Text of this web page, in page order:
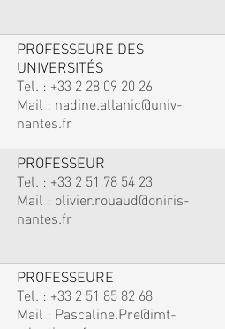
PROFESSEURE DES
UNIVERSITÉS
Tel. : +33 2 28 09 20 26
Mail : nadine.allanic@univ-
nantes.fr
PROFESSEUR
Tel. : +33 2 51 78 54 23
Mail : olivier.rouaud@oniris-
nantes.fr
PROFESSEURE
Tel. : +33 2 51 85 82 68
Mail : Pascaline.Pre@imt-